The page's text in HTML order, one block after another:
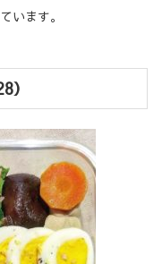
います。
）